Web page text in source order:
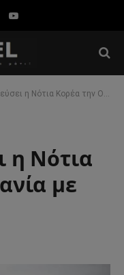
YouTube
η Νότια Κορέα την Ουκρανία με όπλα;
η Νότια
με